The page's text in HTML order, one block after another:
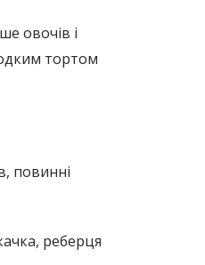
овочів і
тортом
повинні
реберця